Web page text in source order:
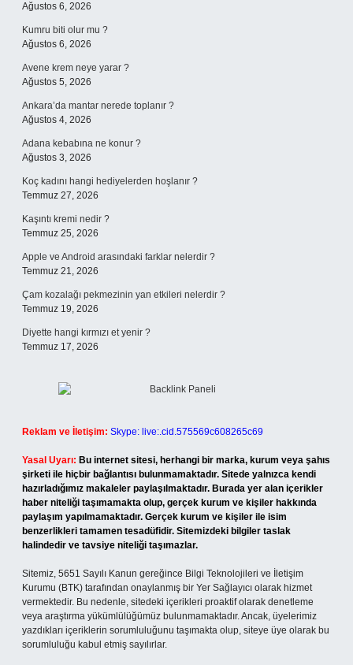
Ağustos 6, 2026
Kumru biti olur mu ?
Ağustos 6, 2026
Avene krem neye yarar ?
Ağustos 5, 2026
Ankara’da mantar nerede toplanır ?
Ağustos 4, 2026
Adana kebabına ne konur ?
Ağustos 3, 2026
Koç kadını hangi hediyelerden hoşlanır ?
Temmuz 27, 2026
Kaşıntı kremi nedir ?
Temmuz 25, 2026
Apple ve Android arasındaki farklar nelerdir ?
Temmuz 21, 2026
Çam kozalağı pekmezinin yan etkileri nelerdir ?
Temmuz 19, 2026
Diyette hangi kırmızı et yenir ?
Temmuz 17, 2026
Reklam ve İletişim: Skype: live:.cid.575569c608265c69
Yasal Uyarı: Bu internet sitesi, herhangi bir marka, kurum veya şahıs
şirketi ile hiçbir bağlantısı bulunmamaktadır. Sitede yalnızca kendi
hazırladığımız makaleler paylaşılmaktadır. Burada yer alan içerikler
haber niteliği taşımamakta olup, gerçek kurum ve kişiler hakkında
paylaşım yapılmamaktadır. Gerçek kurum ve kişiler ile isim
benzerlikleri tamamen tesadüfidir. Sitemizdeki bilgiler taslak
halindedir ve tavsiye niteliği taşımazlar.
Sitemiz, 5651 Sayılı Kanun gereğince Bilgi Teknolojileri ve İletişim
Kurumu (BTK) tarafından onaylanmış bir Yer Sağlayıcı olarak hizmet
vermektedir. Bu nedenle, sitedeki içerikleri proaktif olarak denetleme
veya araştırma yükümlülüğümüz bulunmamaktadır. Ancak, üyelerimiz
yazdıkları içeriklerin sorumluluğunu taşımakta olup, siteye üye olarak bu
sorumluluğu kabul etmiş sayılırlar.